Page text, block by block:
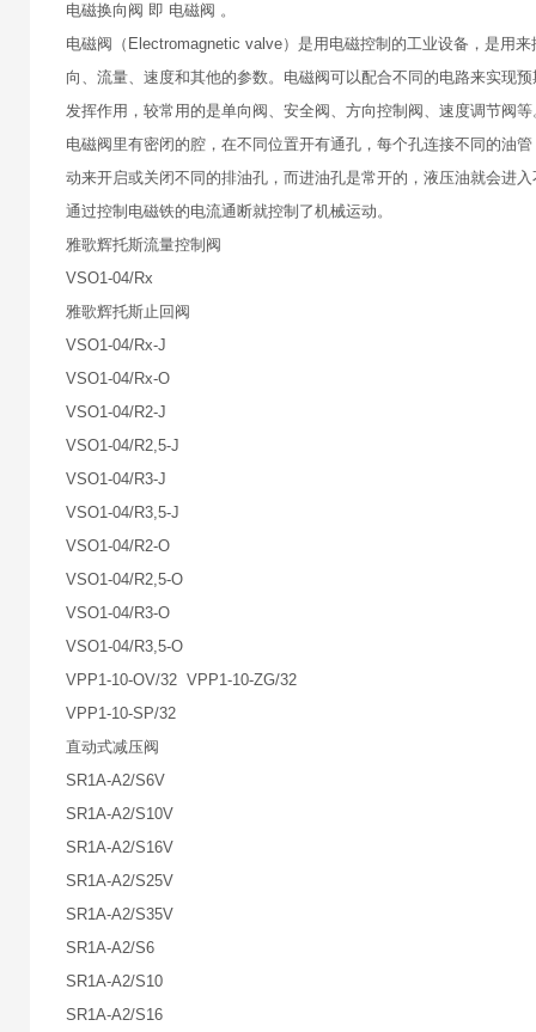
电磁换向阀 即 电磁阀 。
电磁阀（Electromagnetic valve）是用电磁控制的工业设备，是用
向、流量、速度和其他的参数。电磁阀可以配合不同的电路来实现
发挥作用，较常用的是单向阀、安全阀、方向控制阀、速度调节阀等
电磁阀里有密闭的腔，在不同位置开有通孔，每个孔连接不同的油
动来开启或关闭不同的排油孔，而进油孔是常开的，液压油就会进
通过控制电磁铁的电流通断就控制了机械运动。
雅歌辉托斯流量控制阀
VSO1-04/Rx
雅歌辉托斯止回阀
VSO1-04/Rx-J
VSO1-04/Rx-O
VSO1-04/R2-J
VSO1-04/R2,5-J
VSO1-04/R3-J
VSO1-04/R3,5-J
VSO1-04/R2-O
VSO1-04/R2,5-O
VSO1-04/R3-O
VSO1-04/R3,5-O
VPP1-10-OV/32 VPP1-10-ZG/32
VPP1-10-SP/32
直动式减压阀
SR1A-A2/S6V
SR1A-A2/S10V
SR1A-A2/S16V
SR1A-A2/S25V
SR1A-A2/S35V
SR1A-A2/S6
SR1A-A2/S10
SR1A-A2/S16